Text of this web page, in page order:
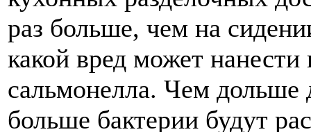
раз больше, чем на
какой вред может
сальмонелла. Чем дольше
больше бактерии будут